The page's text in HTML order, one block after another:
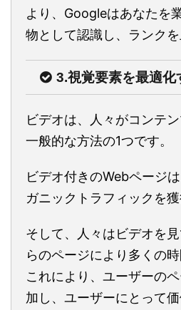
より、Googleはあなたを
物として認識し、ランクを
3.視覚要素を最適化
ビデオは、人々がコンテ
一般的な方法の1つです。
ビデオ付きのWebページ
ガニックトラフィックを獲
そして、人々はビデオを
らのページにより多くの時
これにより、ユーザーの
加し、ユーザーにとって